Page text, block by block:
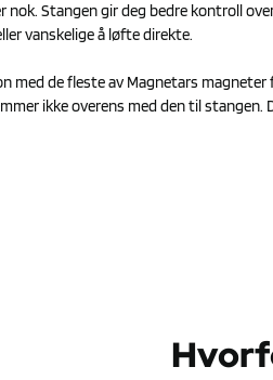
Stangen gir deg bedre kontroll
vanskelige å løfte direkte.
med de fleste av Magnetars
ikke overens med den til stangen.